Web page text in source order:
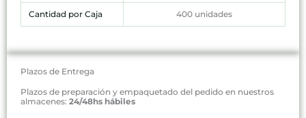
Cantidad por Caja 400 unidades
Plazos de Entrega
Plazos de preparación y empaquetado del pedido en nuestros
almacenes: 24/48hs hábiles